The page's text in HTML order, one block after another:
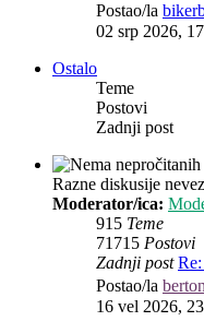
Postao/la
02 srp 2026,
Ostalo
Teme
Postovi
Zadnji post
Razne diskusije
Moderator/ica:
915 Teme
71715 Postovi
Zadnji post
Postao/la
16 vel 2026,